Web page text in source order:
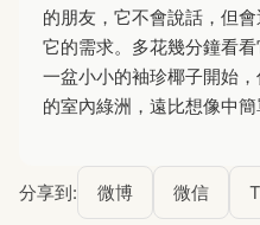
的朋友，它不會說話，但
它的需求。多花幾分鐘看
一盆小小的袖珍椰子開始
的室內綠洲，遠比想像中簡
分享到: 微博 微信